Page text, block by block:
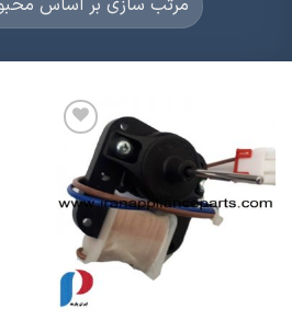
افزودن
به
لیست
علاقه
مندی